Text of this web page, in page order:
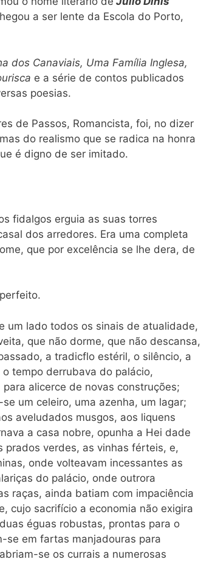
a ser lente da Escola do Porto,
dos Canaviais, Uma Família Inglesa,
e a série de contos publicados
poesias.
de Passos, Romancista, foi, no dizer
do realismo que se radica na honra
é digno de ser imitado.
fidalgos erguia as suas torres
dos arredores. Era uma completa
que por excelência se lhe dera, de
um lado todos os sinais de atualidade,
que não dorme, que não descansa,
a tradicflo estéril, o silêncio, a
tempo derrubava do palácio,
alicerce de novas construções;
um celeiro, uma azenha, um lagar;
aveludados musgos, aos liquens
a casa nobre, opunha a Hei dade
prados verdes, as vinhas férteis, e,
onde volteavam incessantes as
do palácio, onde outrora
raças, ainda batiam com impaciência
cujo sacrifício a economia não exigira
éguas robustas, prontas para o
se em fartas manjadouras para
se os currais a numerosas